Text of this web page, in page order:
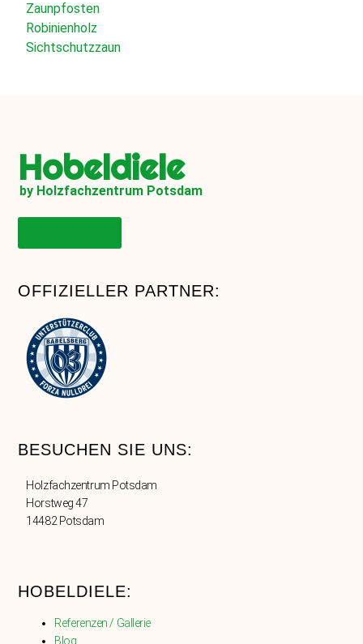
Zaunpfosten
Robinienholz
Sichtschutzzaun
Hobeldiele
by Holzfachzentrum Potsdam
OFFIZIELLER PARTNER:
BESUCHEN SIE UNS:
Holzfachzentrum Potsdam
Horstweg 47
14482 Potsdam
HOBELDIELE:
Referenzen / Gallerie
Blog